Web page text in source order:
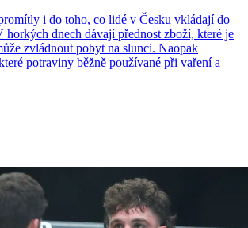
i do toho, co lidé v Česku vkládají do
dnech dávají přednost zboží, které je
zvládnout pobyt na slunci. Naopak
potraviny běžně používané při vaření a